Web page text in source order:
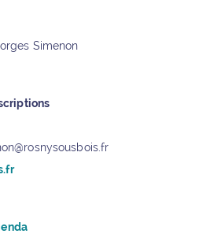
Simenon
(moins d’un kilo-octet)